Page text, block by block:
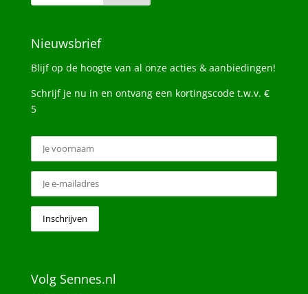
Nieuwsbrief
Blijf op de hoogte van al onze acties & aanbiedingen!
Schrijf je nu in en ontvang een kortingscode t.w.v. €
5
Volg Sennes.nl